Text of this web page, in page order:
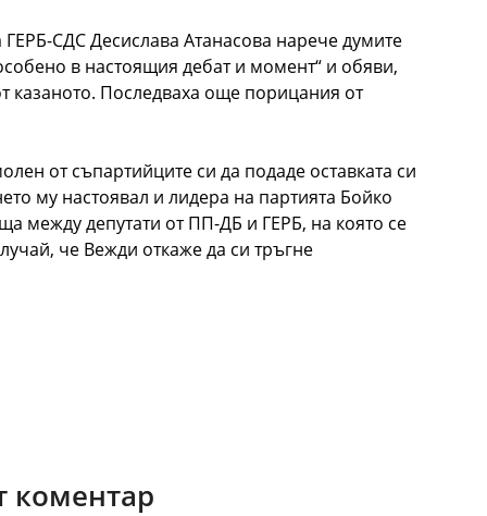
СДС Десислава Атанасова нарече думите
в настоящия дебат и момент“ и обяви,
казаното. Последваха още порицания от
от съпартийците си да подаде оставката си
му настоявал и лидера на партията Бойко
между депутати от ПП-ДБ и ГЕРБ, на която се
че Вежди откаже да си тръгне
коментар